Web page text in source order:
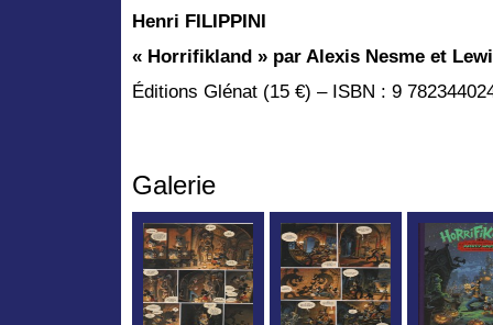
Henri FILIPPINI
« Horrifikland » par Alexis Nesme et
Éditions Glénat (15 €) – ISBN : 9
Galerie